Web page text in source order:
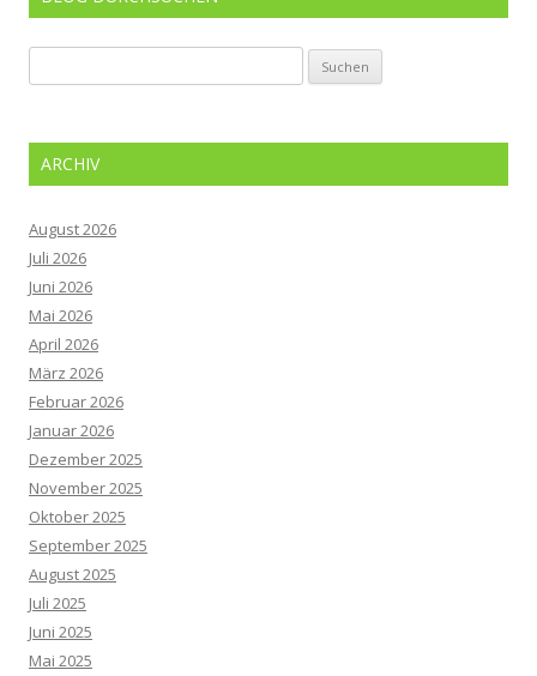
nach:
ARCHIV
August 2026
Juli 2026
Juni 2026
Mai 2026
April 2026
März 2026
Februar 2026
Januar 2026
Dezember 2025
November 2025
Oktober 2025
September 2025
August 2025
Juli 2025
Juni 2025
Mai 2025